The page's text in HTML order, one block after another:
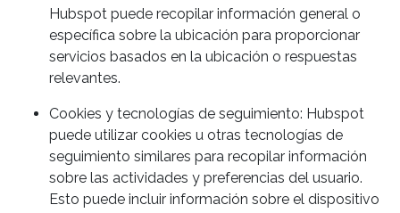
Hubspot puede recopilar información general o
específica sobre la ubicación para proporcionar
servicios basados en la ubicación o respuestas
relevantes.
Cookies y tecnologías de seguimiento: Hubspot
puede utilizar cookies u otras tecnologías de
seguimiento similares para recopilar información
sobre las actividades y preferencias del usuario.
Esto puede incluir información sobre el dispositivo